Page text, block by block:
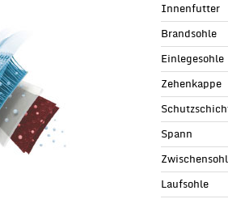
Innenfutter
Brandsohle
Einlegesohle
Zehenkappe
Spann
Laufsohle